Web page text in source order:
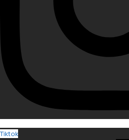
Tiktok